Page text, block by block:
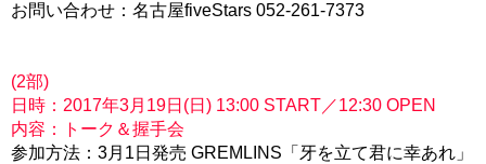
お問い合わせ：名古屋fiveStars 052-261-7373
(2部)
日時：2017年3月19日(日) 13:00 START／12:30 OPEN
内容：トーク＆握手会
参加方法：3月1日発売 GREMLINS「牙を立て君に幸あれ」